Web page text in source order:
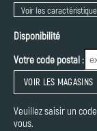
Voir les
Disponibilité
Votre code postal :
VOIR LES MAGASINS
Veuillez saisir un
vous.